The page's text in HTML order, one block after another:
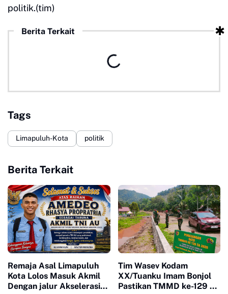
politik.(tim)
Berita Terkait
Tags
Limapuluh-Kota politik
Berita Terkait
Remaja Asal Limapuluh
Kota Lolos Masuk Akmil
Dengan jalur Akselerasi
Tim Wasev Kodam
XX/Tuanku Imam Bonjol
Pastikan TMMD ke-129 di